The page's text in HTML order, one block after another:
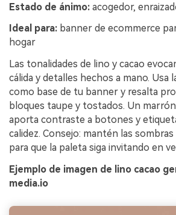
Estado de ánimo: acogedor,
Ideal para: banner de ecommerce
hogar
Las tonalidades de lino y cacao
cálida y detalles hechos a mano. Usa
como base de tu banner y resalta
bloques taupe y tostados. Un
aporta contraste a botones y
calidez. Consejo: mantén las sombras
para que la paleta siga invitando en
Ejemplo de imagen de lino cacao
media.io